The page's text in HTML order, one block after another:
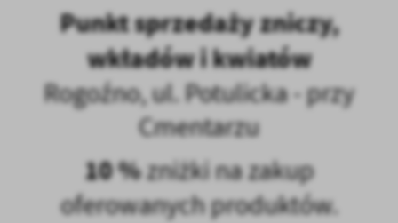
Punkt sprzedaży zniczy,
wkładów i kwiatów
Rogoźno, ul. Potulicka - przy
Cmentarzu
10 %zniżki na zakup
oferowanych produktów.